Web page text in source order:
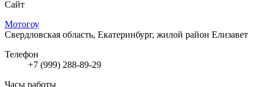
Сайт
Мотогоу
Свердловская область, Екатеринбург, жилой район Елизавет
Телефон
+7 (999) 288-89-29
Часы работы